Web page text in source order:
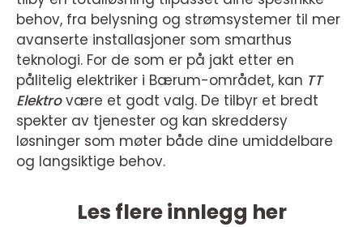
behov, fra belysning og strømsystemer til mer
avanserte installasjoner som smarthus
teknologi. For de som er på jakt etter en
pålitelig elektriker i Bærum-området, kan TT
Elektro være et godt valg. De tilbyr et bredt
spekter av tjenester og kan skreddersy
løsninger som møter både dine umiddelbare
og langsiktige behov.
Les flere innlegg her